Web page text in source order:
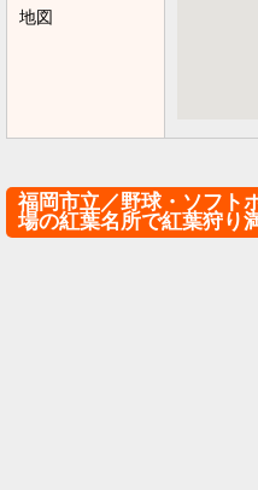
地図
福岡市立／野球・ソフト
場の紅葉名所で紅葉狩り